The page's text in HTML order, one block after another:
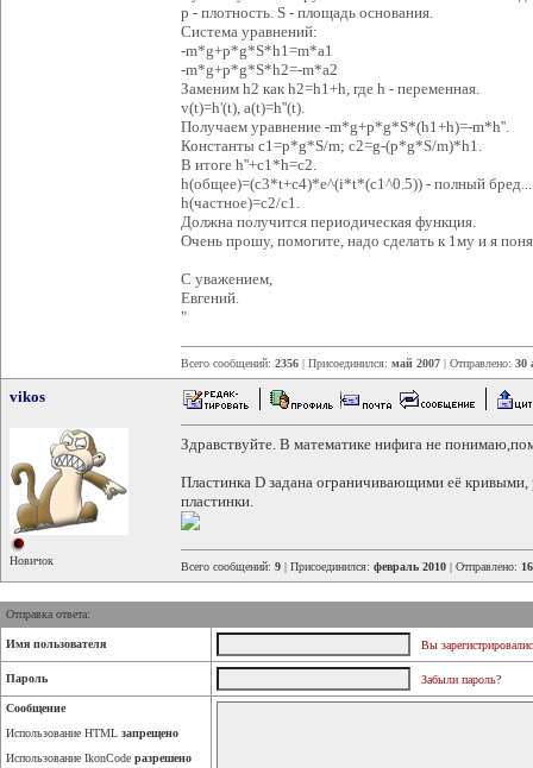
p - плотность. S - площадь основания.
Система уравнений:
-m*g+p*g*S*h1=m*a1
-m*g+p*g*S*h2=-m*a2
Заменим h2 как h2=h1+h, где h - переменная.
v(t)=h'(t), a(t)=h''(t).
Получаем уравнение -m*g+p*g*S*(h1+h)=-m*h''.
Константы c1=p*g*S/m; c2=g-(p*g*S/m)*h1.
В итоге h''+c1*h=c2.
h(общее)=(c3*t+c4)*e^(i*t*(c1^0.5)) - полный бред...
h(частное)=c2/c1.
Должна получится периодическая функция.
Очень прошу, помогите, надо сделать к 1му и я
С уважением,
Евгений.
"
Всего сообщений: 2356 | Присоединился: май 2007 | Отправлено: 30
vikos
Новичок
Здравствуйте. В математике нифига не
Пластинка D задана ограничивающими её
пластинки.
Всего сообщений: 9 | Присоединился: февраль 2010 | Отправлено:
Отправка ответа:
Имя пользователя Вы
Пароль Забыли пароль?
Сообщение
Использование HTML запрещено
Использование IkonCode разрешено